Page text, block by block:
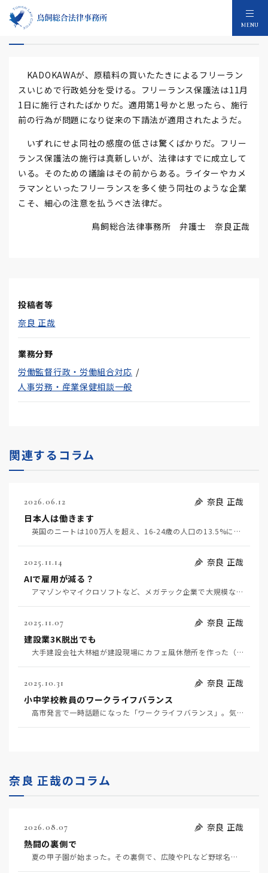
MENU
KADOKAWAフリーランスいじめ
KADOKAWAが、原稿料の買いたたきによるフリーラン
スいじめで行政処分を受ける。フリーランス保護法は11月
1日に施行されたばかりだ。適用第1号かと思ったら、施行
前の行為が問題になり従来の下請法が適用されたようだ。
いずれにせよ同社の感度の低さは驚くばかりだ。フリー
ランス保護法の施行は真新しいが、法律はすでに成立して
いる。そのための議論はその前からある。ライターやカメ
ラマンといったフリーランスを多く使う同社のような企業
こそ、細心の注意を払うべき法律だ。
鳥飼総合法律事務所 弁護士 奈良正哉
投稿者等
奈良 正哉
業務分野
労働監督行政・労働組合対応
人事労務・産業保健相談一般
関連するコラム
2026.06.12
奈良 正哉
日本人は働きます
英国のニートは100万人を超え、16-24歳の人口の13.5%になるそうだ（6月4日日経）。米国で…
2025.11.14
奈良 正哉
AIで雇用が減る？
アマゾンやマイクロソフトなど、メガテック企業で大規模な人員削減が相次いでいる。AIによりエンジニア…
2025.11.07
奈良 正哉
建設業3K脱出でも
大手建設会社大林組が建設現場にカフェ風休憩所を作った（11月6日日経）。建設業界の3K（きつい、汚…
2025.10.31
奈良 正哉
小中学校教員のワークライフバランス
高市発言で一時話題になった「ワークライフバランス」。気力・体力・使命感のある自発的労働はこんな建前…
奈良 正哉のコラム
2026.08.07
奈良 正哉
熱闘の裏側で
夏の甲子園が始まった。その裏側で、広陵やPLなど野球名門校（だった）の不祥事のその後について、「熱…